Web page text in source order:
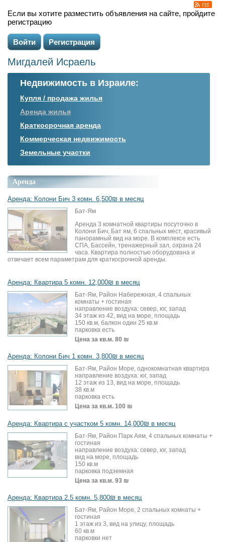
Если вы хотите разместить объявления на сайте, пройдите
регистрацию
Войти Регистрация
Мигдалей Исраель
Недвижимость в Израиле:
Купля / продажа жилья
Аренда жилья
Краткосрочная аренда
Коммерческая недвижимость
Земельные участки
Аренда
Аренда: Колони Бич 3 комн. 6,500₪ в месяц
Бат-Ям
Аренда 3 комнатной квартиры посуточно в
Колони Бич, Бат ям, 6 спальных мест, красивый
панорамный вид на море. В комплексе есть
СПА, Бассейн, тренажерный зал, охрана 24
часа. Квартира полностью оборудована и
отвечает всем параметрам для краткосрочной аренды.
Аренда: Квартира 5 комн. 12,000₪ в месяц
Бат-Ям, Район Набережная, 4 спальных
комнаты + гостиная
направление воздуха: север, юг, запад
34 этаж из 42, вид на море, площадь
150 кв.м, балкон один 25 кв.м
парковка есть
Цена за кв.м. 80 ₪
Аренда: Колони Бич 1 комн. 3,800₪ в месяц
Бат-Ям, Район Море, однокомнатная квартира
направление воздуха: юг, запад
12 этаж из 13, вид на море, площадь
38 кв.м
парковка есть
Цена за кв.м. 100 ₪
Аренда: Квартира с участком 5 комн. 14,000₪ в месяц
Бат-Ям, Район Парк Аям, 4 спальных комнаты +
гостиная
направление воздуха: север, юг, запад
вид на море, площадь
150 кв.м
парковка подземная
Цена за кв.м. 93 ₪
Аренда: Квартира 2.5 комн. 5,800₪ в месяц
Бат-Ям, Район Море, 2 спальных комнаты +
гостиная
1 этаж из 3, вид на улицу, площадь
60 кв.м
парковки нет